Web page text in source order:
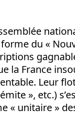
du «
la France
Leur flot
», etc.)
« unitaire »